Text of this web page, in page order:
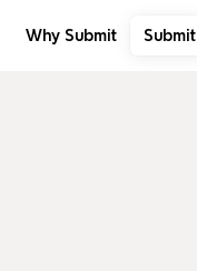
Why Submit Submit